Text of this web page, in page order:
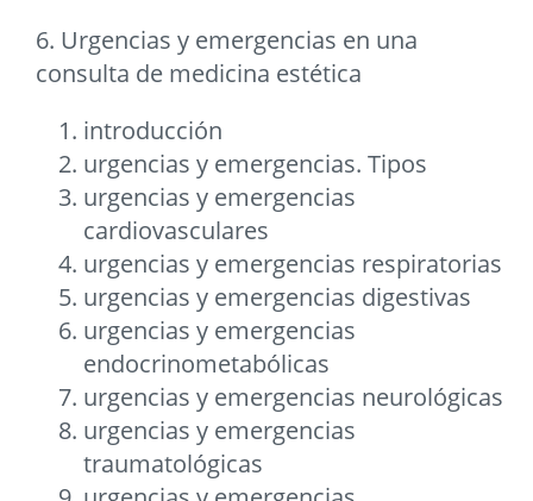
6. Urgencias y emergencias en una
consulta de medicina estética
introducción
urgencias y emergencias. Tipos
urgencias y emergencias
cardiovasculares
urgencias y emergencias respiratorias
urgencias y emergencias digestivas
urgencias y emergencias
endocrinometabólicas
urgencias y emergencias neurológicas
urgencias y emergencias
traumatológicas